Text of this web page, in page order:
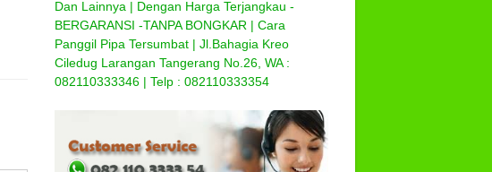
Dan Lainnya | Dengan Harga Terjangkau -
BERGARANSI -TANPA BONGKAR | Cara
Panggil Pipa Tersumbat | Jl.Bahagia Kreo
Ciledug Larangan Tangerang No.26, WA :
082110333346 | Telp : 082110333354